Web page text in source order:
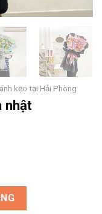
kẹo tại Hải Phòng
nhật